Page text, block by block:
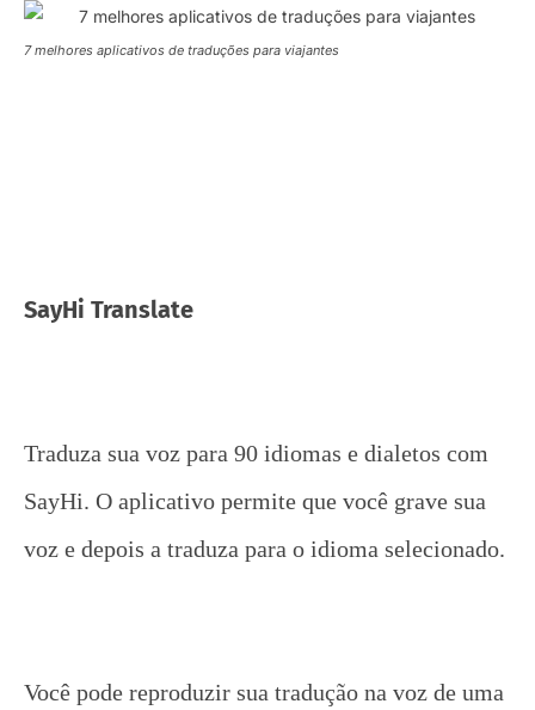
7 melhores aplicativos de traduções para viajantes
SayHi Translate
Traduza sua voz para 90 idiomas e dialetos com
SayHi. O aplicativo permite que você grave sua
voz e depois a traduza para o idioma selecionado.
Você pode reproduzir sua tradução na voz de uma